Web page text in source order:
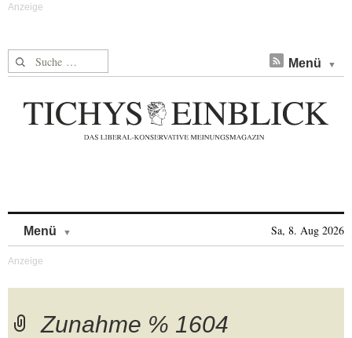
Suche nach: Menü
Menü Sa, 8. Aug 2026
Zunahme % 1604